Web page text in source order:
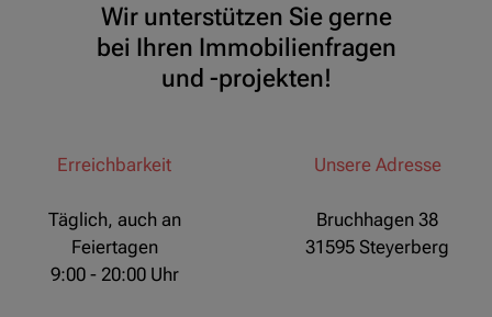
Wir unterstützen Sie gerne
bei Ihren Immobilienfragen
und -projekten!
Erreichbarkeit
Täglich, auch an
Feiertagen
9:00 - 20:00 Uhr
Unsere Adresse
Bruchhagen 38
31595 Steyerberg